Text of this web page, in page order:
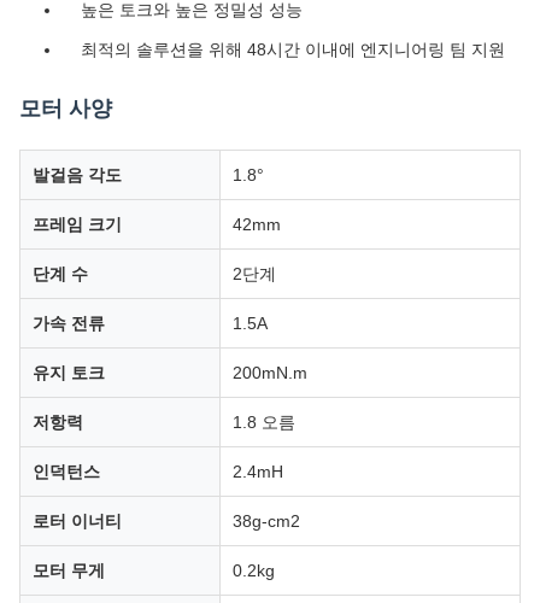
높은 토크와 높은 정밀성 성능
최적의 솔루션을 위해 48시간 이내에 엔지니어링 팀 지원
모터 사양
발걸음 각도 1.8°
프레임 크기 42mm
단계 수 2단계
가속 전류 1.5A
유지 토크 200mN.m
저항력 1.8 오름
인덕턴스 2.4mH
로터 이너티 38g-cm2
모터 무게 0.2kg